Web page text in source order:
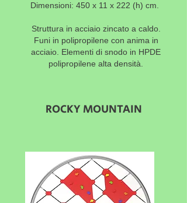
Dimensioni: 450 x 11 x 222 (h) cm.
Struttura in acciaio zincato a caldo.
Funi in polipropilene con anima in
acciaio. Elementi di snodo in HPDE
polipropilene alta densità.
ROCKY MOUNTAIN